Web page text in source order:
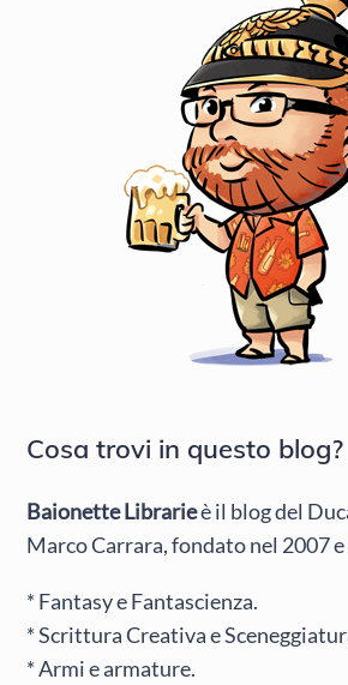
Cosa trovi in questo blog?
Baionette Librarieè il blog del
Marco Carrara, fondato nel 2007 e
* Fantasy e Fantascienza.
* Scrittura Creativa e
* Armi e armature.